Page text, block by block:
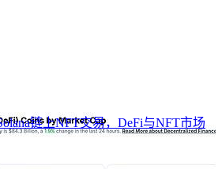
链上NFT交易，DeFi与NFT市场